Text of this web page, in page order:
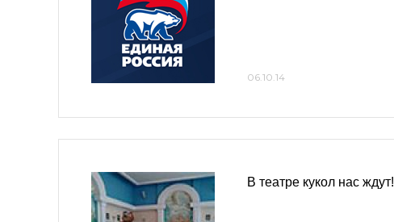
06.10.14
В театре кукол нас ждут!